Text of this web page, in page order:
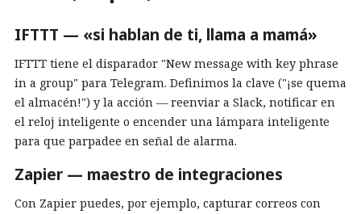
IFTTT — «si hablan de ti, llama a mamá»
IFTTT tiene el disparador "New message with key phrase
in a group" para Telegram. Definimos la clave ("¡se quema
el almacén!") y la acción — reenviar a Slack, notificar en
el reloj inteligente o encender una lámpara inteligente
para que parpadee en señal de alarma.
Zapier — maestro de integraciones
Con Zapier puedes, por ejemplo, capturar correos con